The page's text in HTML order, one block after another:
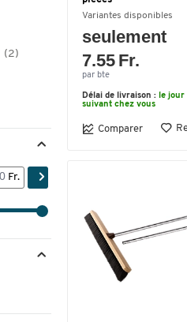
(2)
Fr.
Variantes disponibles
seulement
7.55 Fr.
par bte
Délai de livraison : le
suivant chez vous
Comparer